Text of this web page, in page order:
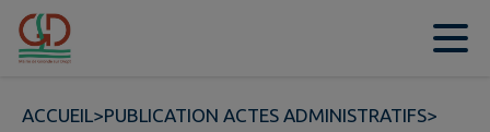
Contenu
ACCUEIL>PUBLICATION ACTES ADMINISTRATIFS>